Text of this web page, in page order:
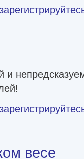
[учебное пособие]
весе